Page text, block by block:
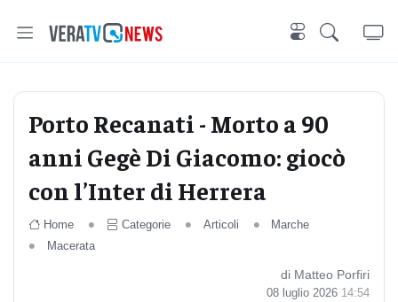
Porto Recanati - Morto a 90
anni Gegè Di Giacomo: giocò
con l’Inter di Herrera
Home Categorie Articoli
Marche
Macerata
di Matteo Porfiri
08 luglio 2026 14:54